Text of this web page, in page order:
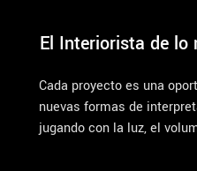
El Interiorista de lo
Cada proyecto es una
nuevas formas de
jugando con la luz, el